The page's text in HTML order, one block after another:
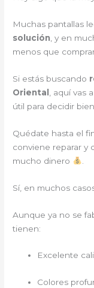
Muchas pantallas
solución , y en
menos que
Si estás buscando
Oriental
, aquí vas
útil para decidir
Quédate hasta el
conviene reparar y
mucho dinero
Sí, en muchos
Aunque ya no se
tienen:
Excelente
Colores